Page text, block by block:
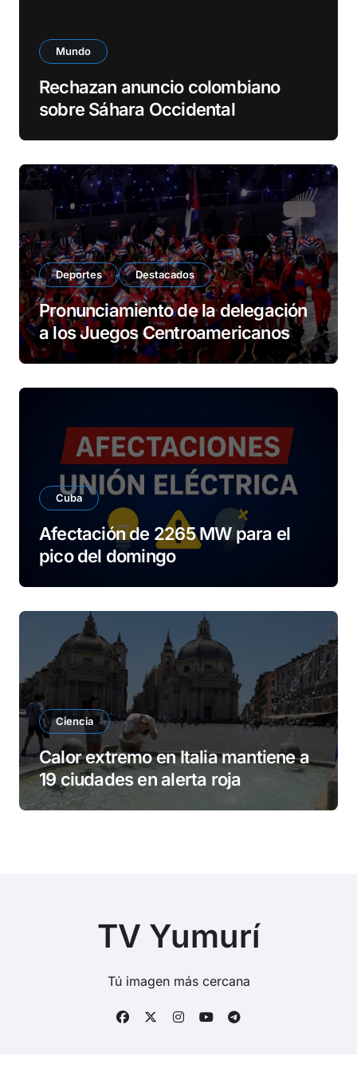
Mundo
Rechazan anuncio colombiano
sobre Sáhara Occidental
Deportes Destacados
Pronunciamiento de la delegación
a los Juegos Centroamericanos
Cuba
Afectación de 2265 MW para el
pico del domingo
Ciencia
Calor extremo en Italia mantiene a
19 ciudades en alerta roja
TV Yumurí
Tú imagen más cercana